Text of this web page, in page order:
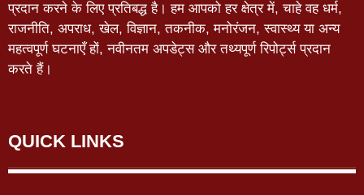
प्रदान करने के लिए प्रतिबद्ध है। हम आपको हर क्षेत्र में, चाहे वह धर्म,
राजनीति, अपराध, खेल, विज्ञान, तकनीक, मनोरंजन, स्वास्थ्य या अन्य
महत्वपूर्ण घटनाएँ हों, नवीनतम अपडेट्स और तथ्यपूर्ण रिपोर्ट्स प्रदान
करते हैं।
QUICK LINKS